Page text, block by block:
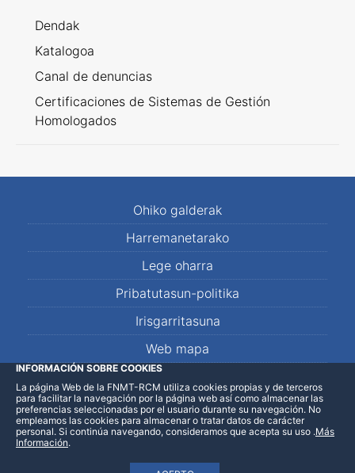
Dendak
Katalogoa
Canal de denuncias
Certificaciones de Sistemas de Gestión
Homologados
Ohiko galderak
Harremanetarako
Lege oharra
Pribatutasun-politika
Irisgarritasuna
Web mapa
LinkedInFacebookWhatsApp
INFORMACIÓN SOBRE COOKIES
La página Web de la FNMT-RCM utiliza cookies propias y de terceros
para facilitar la navegación por la página web así como almacenar las
preferencias seleccionadas por el usuario durante su navegación. No
empleamos las cookies para almacenar o tratar datos de carácter
personal. Si continúa navegando, consideramos que acepta su uso .Más
Información.